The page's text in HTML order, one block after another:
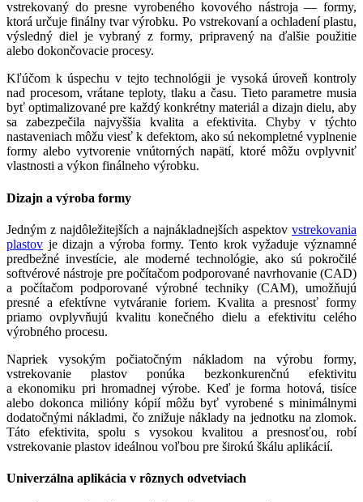
vstrekovaný do presne vyrobeného kovového nástroja — formy,
ktorá určuje finálny tvar výrobku. Po vstrekovaní a ochladení plastu,
výsledný diel je vybraný z formy, pripravený na ďalšie použitie
alebo dokončovacie procesy.
Kľúčom k úspechu v tejto technológii je vysoká úroveň kontroly
nad procesom, vrátane teploty, tlaku a času. Tieto parametre musia
byť optimalizované pre každý konkrétny materiál a dizajn dielu, aby
sa zabezpečila najvyššia kvalita a efektivita. Chyby v týchto
nastaveniach môžu viesť k defektom, ako sú nekompletné vyplnenie
formy alebo vytvorenie vnútorných napätí, ktoré môžu ovplyvniť
vlastnosti a výkon finálneho výrobku.
Dizajn a výroba formy
Jedným z najdôležitejších a najnákladnejších aspektov vstrekovania
plastov je dizajn a výroba formy. Tento krok vyžaduje významné
predbežné investície, ale moderné technológie, ako sú pokročilé
softvérové nástroje pre počítačom podporované navrhovanie (CAD)
a počítačom podporované výrobné techniky (CAM), umožňujú
presné a efektívne vytváranie foriem. Kvalita a presnosť formy
priamo ovplyvňujú kvalitu konečného dielu a efektivitu celého
výrobného procesu.
Napriek vysokým počiatočným nákladom na výrobu formy,
vstrekovanie plastov ponúka bezkonkurenčnú efektivitu
a ekonomiku pri hromadnej výrobe. Keď je forma hotová, tisíce
alebo dokonca milióny kópií môžu byť vyrobené s minimálnymi
dodatočnými nákladmi, čo znižuje náklady na jednotku na zlomok.
Táto efektivita, spolu s vysokou kvalitou a presnosťou, robí
vstrekovanie plastov ideálnou voľbou pre širokú škálu aplikácií.
Univerzálna aplikácia v rôznych odvetviach